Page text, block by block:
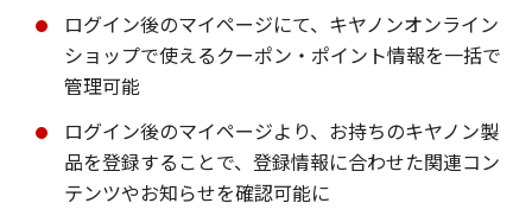
ログイン後のマイページにて、キヤノンオンライン
ショップで使えるクーポン・ポイント情報を一括で
管理可能
ログイン後のマイページより、お持ちのキヤノン製
品を登録することで、登録情報に合わせた関連コン
テンツやお知らせを確認可能に